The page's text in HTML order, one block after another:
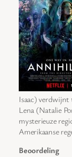
Isaac) verdwijnt
Lena (Natalie
mysterieuze
Amerikaanse
Beoordeling